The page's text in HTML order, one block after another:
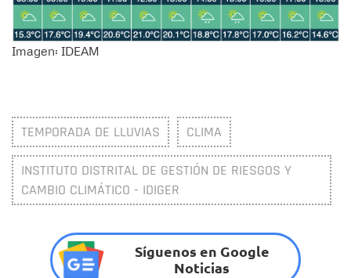
Imagen: IDEAM
TEMPORADA DE LLUVIAS CLIMA
INSTITUTO DISTRITAL DE GESTIÓN DE RIESGOS Y
CAMBIO CLIMÁTICO - IDIGER
Síguenos en Google
Noticias